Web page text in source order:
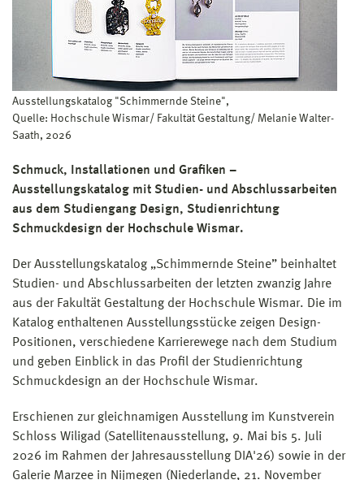
Ausstellungskatalog "Schimmernde Steine",
Quelle: Hochschule Wismar/ Fakultät Gestaltung/ Melanie Walter-
Saath, 2026
Schmuck, Installationen und Grafiken –
Ausstellungskatalog mit Studien- und Abschlussarbeiten
aus dem Studiengang Design, Studienrichtung
Schmuckdesign der Hochschule Wismar.
Der Ausstellungskatalog „Schimmernde Steine” beinhaltet
Studien- und Abschlussarbeiten der letzten zwanzig Jahre
aus der Fakultät Gestaltung der Hochschule Wismar. Die im
Katalog enthaltenen Ausstellungsstücke zeigen Design-
Positionen, verschiedene Karrierewege nach dem Studium
und geben Einblick in das Profil der Studienrichtung
Schmuckdesign an der Hochschule Wismar.
Erschienen zur gleichnamigen Ausstellung im Kunstverein
Schloss Wiligad (Satellitenausstellung, 9. Mai bis 5. Juli
2026 im Rahmen der Jahresausstellung DIA'26) sowie in der
Galerie Marzee in Nijmegen (Niederlande, 21. November